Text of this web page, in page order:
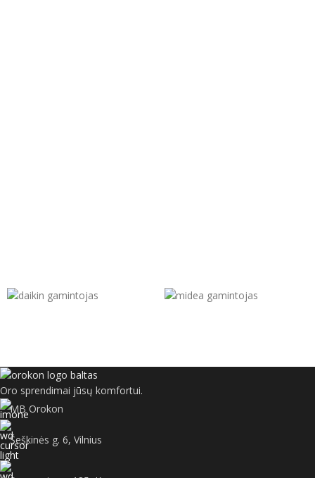
Oro sprendimai jūsų komfortui.
MB Orokon
Šeškinės g. 6, Vilnius